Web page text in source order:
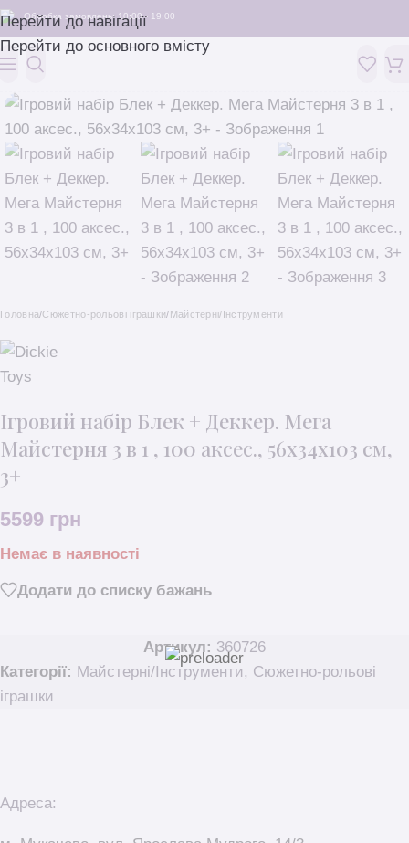
Перейти до навігації
Перейти до основного вмісту
Обробка замовлень: 10:00 - 19:00
Головна/Сюжетно-рольові іграшки/Майстерні/Інструменти
Ігровий набір Блек + Деккер. Мега
Майстерня 3 в 1 , 100 аксес., 56х34х103 см,
3+
5599 грн
Немає в наявності
Додати до списку бажань
Артикул: 360726
Категорії: Майстерні/Інструменти, Сюжетно-рольові
іграшки
Адреса: